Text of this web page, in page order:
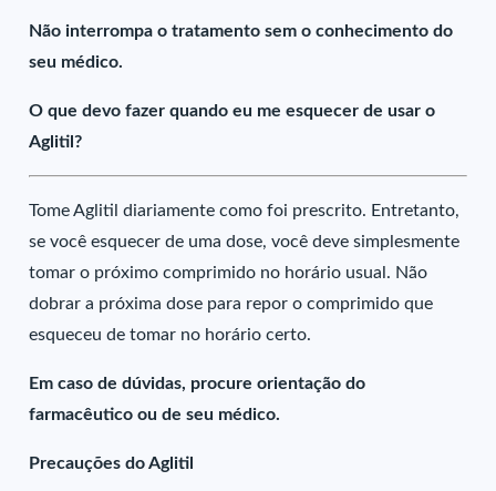
Não interrompa o tratamento sem o conhecimento do
seu médico.
O que devo fazer quando eu me esquecer de usar o
Aglitil?
Tome Aglitil diariamente como foi prescrito. Entretanto,
se você esquecer de uma dose, você deve simplesmente
tomar o próximo comprimido no horário usual. Não
dobrar a próxima dose para repor o comprimido que
esqueceu de tomar no horário certo.
Em caso de dúvidas, procure orientação do
farmacêutico ou de seu médico.
Precauções do Aglitil